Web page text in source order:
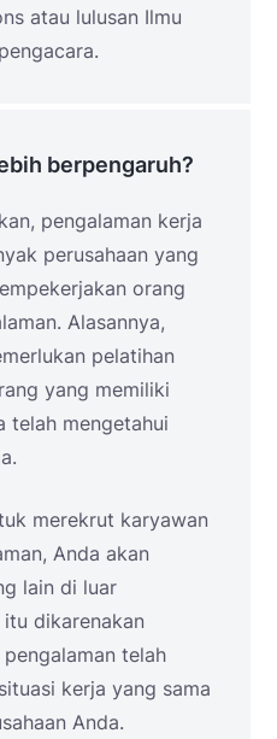
atau lulusan Ilmu
berpengaruh?
pengalaman kerja
perusahaan yang
orang
Alasannya,
pelatihan
yang memiliki
telah mengetahui
merekrut karyawan
Anda akan
lain di luar
dikarenakan
telah
kerja yang sama
Anda.